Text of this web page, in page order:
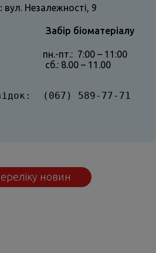
вул. Незалежності, 9
Забір біоматеріалу
пн.-пт.: 7:00 – 11:00
сб.: 8.00 – 11.00
(067) 589-77-71
новин